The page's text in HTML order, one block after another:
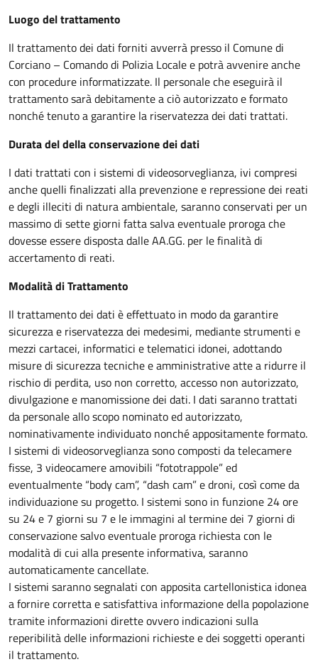
Luogo del trattamento
Il trattamento dei dati forniti avverrà presso il Comune di
Corciano – Comando di Polizia Locale e potrà avvenire anche
con procedure informatizzate. Il personale che eseguirà il
trattamento sarà debitamente a ciò autorizzato e formato
nonché tenuto a garantire la riservatezza dei dati trattati.
Durata del della conservazione dei dati
I dati trattati con i sistemi di videosorveglianza, ivi compresi
anche quelli finalizzati alla prevenzione e repressione dei reati
e degli illeciti di natura ambientale, saranno conservati per un
massimo di sette giorni fatta salva eventuale proroga che
dovesse essere disposta dalle AA.GG. per le finalità di
accertamento di reati.
Modalità di Trattamento
Il trattamento dei dati è effettuato in modo da garantire
sicurezza e riservatezza dei medesimi, mediante strumenti e
mezzi cartacei, informatici e telematici idonei, adottando
misure di sicurezza tecniche e amministrative atte a ridurre il
rischio di perdita, uso non corretto, accesso non autorizzato,
divulgazione e manomissione dei dati. I dati saranno trattati
da personale allo scopo nominato ed autorizzato,
nominativamente individuato nonché appositamente formato.
I sistemi di videosorveglianza sono composti da telecamere
fisse, 3 videocamere amovibili “fototrappole” ed
eventualmente “body cam”, “dash cam” e droni, così come da
individuazione su progetto. I sistemi sono in funzione 24 ore
su 24 e 7 giorni su 7 e le immagini al termine dei 7 giorni di
conservazione salvo eventuale proroga richiesta con le
modalità di cui alla presente informativa, saranno
automaticamente cancellate.
I sistemi saranno segnalati con apposita cartellonistica idonea
a fornire corretta e satisfattiva informazione della popolazione
tramite informazioni dirette ovvero indicazioni sulla
reperibilità delle informazioni richieste e dei soggetti operanti
il trattamento.